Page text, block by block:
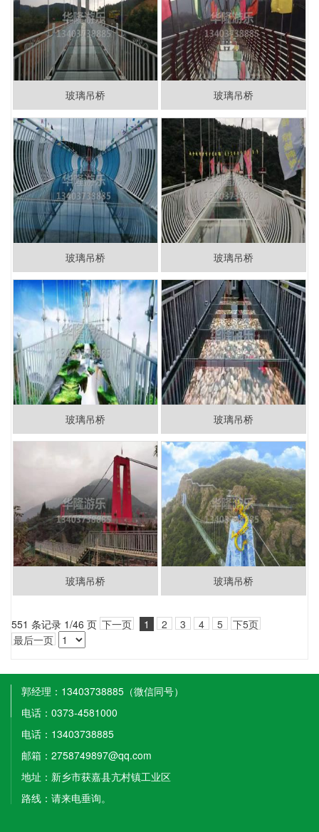
玻璃吊桥 玻璃吊桥
玻璃吊桥 玻璃吊桥
玻璃吊桥 玻璃吊桥
玻璃吊桥 玻璃吊桥
551 条记录 1/46 页 下一页 1 2 3 4 5
下5页
最后一页
郭经理：13403738885（微信同号）
电话：0373-4581000
电话：13403738885
邮箱：2758749897@qq.com
地址：新乡市获嘉县亢村镇工业区
路线：请来电垂询。